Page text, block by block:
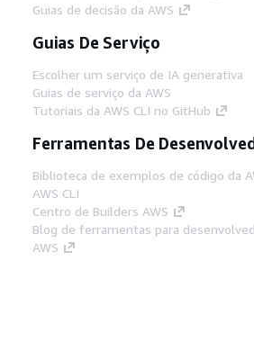
Guias de decisão da AWS
Guias De Serviço
Escolher um serviço de IA generativa
Guias de serviço da AWS
Tutoriais da AWS CLI no GitHub
Ferramentas De
Biblioteca de exemplos de código da
AWS CLI
Centro de Builders AWS
Blog de ferramentas para
AWS